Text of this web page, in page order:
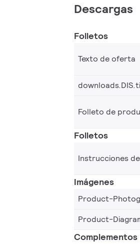
Descargas
Folletos
Texto de oferta
Folleto de
Folletos
Instrucciones
Imágenes
Product-
Product-